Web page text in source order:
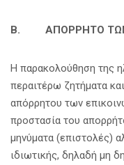
Β. ΑΠΟΡΡΗΤΟ ΤΩΝ
Η παρακολούθηση της
περαιτέρω ζητήματα
απόρρητου των
προστασία του
μηνύματα (επιστολές)
ιδιωτικής, δηλαδή μη